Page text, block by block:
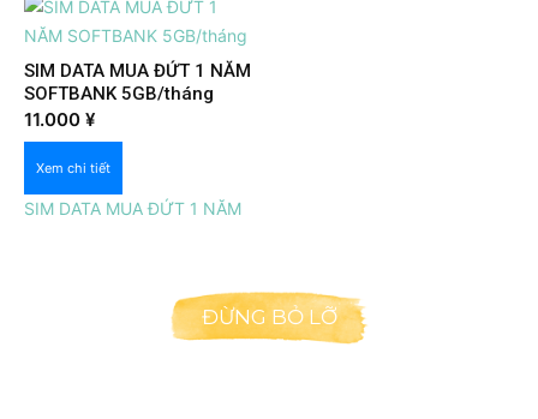
SIM DATA MUA ĐỨT 1 NĂM
SOFTBANK 5GB/tháng
11.000 ¥
Xem chi tiết
SIM DATA MUA ĐỨT 1 NĂM
ĐỪNG BỎ LỠ